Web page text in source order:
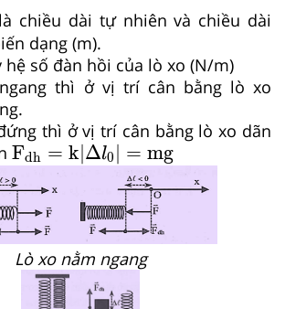
chiều dài tự nhiên và chiều dài
dạng (m).
hệ số đàn hồi của lò xo (N/m)
thì ở vị trí cân bằng lò xo
thì ở vị trí cân bằng lò xo dãn
Fdh = k|Δl0 | = mg
Fdh=k|Δl0|=mg
Lò xo nằm ngang